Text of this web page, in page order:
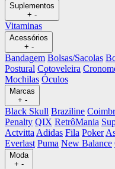
Suplementos
+ -
Vitaminas
Acessórios
+ -
Bandagem Bolsas/Sacolas
Postural Cotoveleira
Mochilas Óculos
Marcas
+ -
Black Skull Braziline
Penalty QIX RetrôMania
Actvitta Adidas Fila Poker
Everlast Puma New Balance
Moda
+ -